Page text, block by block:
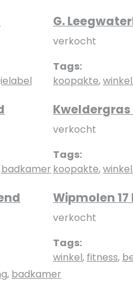
G.
verkocht
Tags:
koopakte,winkel
badkamer
Kweldergras
verkocht
Tags:
koopakte,winkel
, badkamer
Wipmolen
verkocht
Tags:
winkel, fitness,